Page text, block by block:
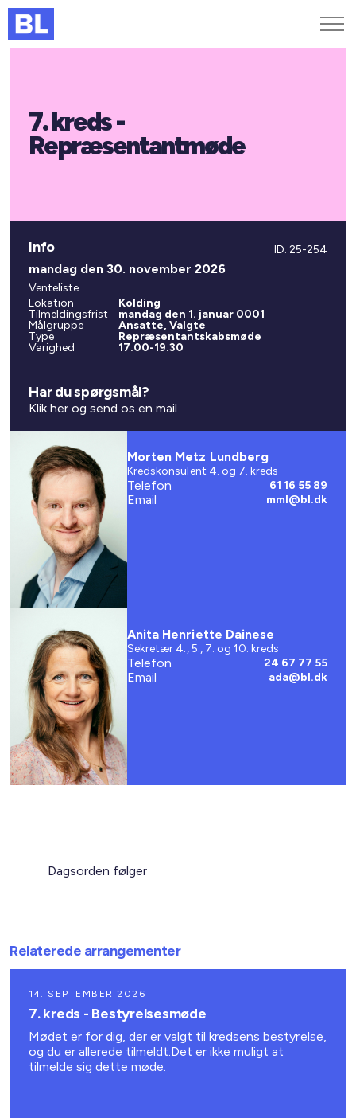
Find medarbejder
Kurser og arrangementer
Jobportalen
7. kreds -
Repræsentantmøde
Dagsorden følger
Info ID: 25-254
mandag den 30. november 2026
Venteliste
Lokation
Kolding
Tilmeldingsfrist
mandag den 1. januar 0001
Målgruppe
Ansatte, Valgte
Type
Repræsentantskabsmøde
Varighed
17.00-19.30
Har du spørgsmål?
Klik her og send os en mail
Morten Metz Lundberg
Kredskonsulent 4. og 7. kreds
Telefon 61 16 55 89
Email mml@bl.dk
Anita Henriette Dainese
Sekretær 4., 5., 7. og 10. kreds
Telefon 24 67 77 55
Email ada@bl.dk
Relaterede arrangementer
14. SEPTEMBER 2026
7. kreds - Bestyrelsesmøde
Mødet er for dig, der er valgt til kredsens bestyrelse,
og du er allerede tilmeldt.Det er ikke muligt at
tilmelde sig dette møde.